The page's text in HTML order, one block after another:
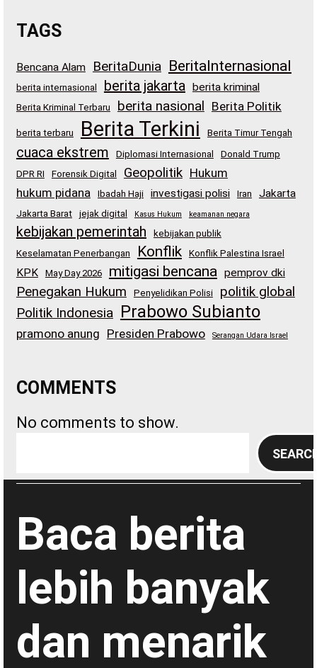
TAGS
Bencana Alam BeritaDunia BeritaInternasional
berita internasional berita jakarta berita kriminal
Berita Kriminal Terbaru berita nasional Berita Politik
berita terbaru Berita Terkini Berita Timur Tengah
cuaca ekstrem Diplomasi Internasional
Donald Trump
DPR RI
Forensik Digital Geopolitik Hukum
hukum pidana
Ibadah Haji investigasi polisi Iran Jakarta
Jakarta Barat jejak digital Kasus Hukum keamanan negara
kebijakan pemerintah
kebijakan publik
Keselamatan Penerbangan
Konflik Konflik Palestina Israel
KPK May Day 2026 mitigasi bencana pemprov dki
Penegakan Hukum Penyelidikan Polisi
politik global
Politik Indonesia Prabowo Subianto
pramono anung Presiden Prabowo Serangan Udara Israel
COMMENTS
No comments to show.
a
c
Baca berita
lebih banyak
dan menarik